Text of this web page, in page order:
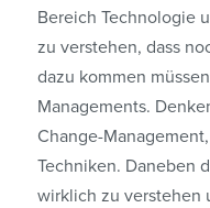
Bereich Technologie
zu verstehen, dass
dazu kommen
Managements.
Change-
Techniken. Daneben
wirklich zu verstehen